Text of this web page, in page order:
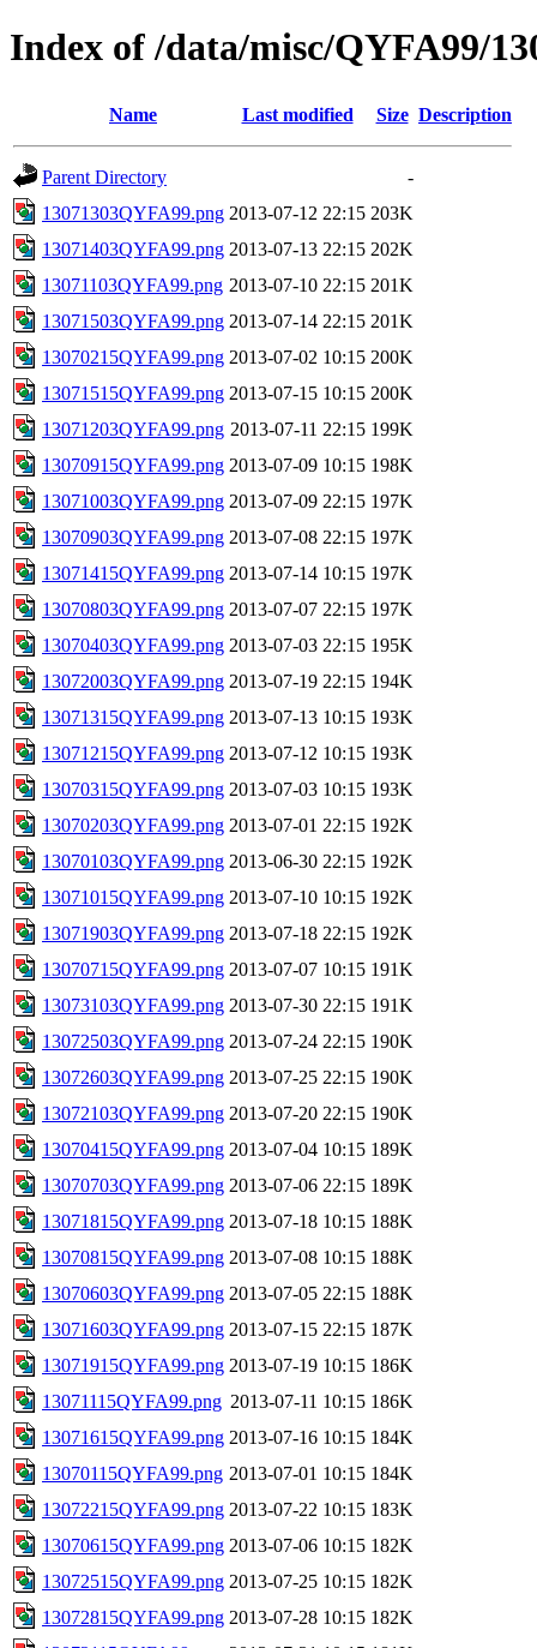
Index of /data/misc/QYFA99/
Name Last modified Size Description
Parent Directory
-
13071303QYFA99.png 2013-07-12 22:15 203K
13071403QYFA99.png 2013-07-13 22:15 202K
13071103QYFA99.png 2013-07-10 22:15 201K
13071503QYFA99.png 2013-07-14 22:15 201K
13070215QYFA99.png 2013-07-02 10:15 200K
13071515QYFA99.png 2013-07-15 10:15 200K
13071203QYFA99.png 2013-07-11 22:15 199K
13070915QYFA99.png 2013-07-09 10:15 198K
13071003QYFA99.png 2013-07-09 22:15 197K
13070903QYFA99.png 2013-07-08 22:15 197K
13071415QYFA99.png 2013-07-14 10:15 197K
13070803QYFA99.png 2013-07-07 22:15 197K
13070403QYFA99.png 2013-07-03 22:15 195K
13072003QYFA99.png 2013-07-19 22:15 194K
13071315QYFA99.png 2013-07-13 10:15 193K
13071215QYFA99.png 2013-07-12 10:15 193K
13070315QYFA99.png 2013-07-03 10:15 193K
13070203QYFA99.png 2013-07-01 22:15 192K
13070103QYFA99.png 2013-06-30 22:15 192K
13071015QYFA99.png 2013-07-10 10:15 192K
13071903QYFA99.png 2013-07-18 22:15 192K
13070715QYFA99.png 2013-07-07 10:15 191K
13073103QYFA99.png 2013-07-30 22:15 191K
13072503QYFA99.png 2013-07-24 22:15 190K
13072603QYFA99.png 2013-07-25 22:15 190K
13072103QYFA99.png 2013-07-20 22:15 190K
13070415QYFA99.png 2013-07-04 10:15 189K
13070703QYFA99.png 2013-07-06 22:15 189K
13071815QYFA99.png 2013-07-18 10:15 188K
13070815QYFA99.png 2013-07-08 10:15 188K
13070603QYFA99.png 2013-07-05 22:15 188K
13071603QYFA99.png 2013-07-15 22:15 187K
13071915QYFA99.png 2013-07-19 10:15 186K
13071115QYFA99.png 2013-07-11 10:15 186K
13071615QYFA99.png 2013-07-16 10:15 184K
13070115QYFA99.png 2013-07-01 10:15 184K
13072215QYFA99.png 2013-07-22 10:15 183K
13070615QYFA99.png 2013-07-06 10:15 182K
13072515QYFA99.png 2013-07-25 10:15 182K
13072815QYFA99.png 2013-07-28 10:15 182K